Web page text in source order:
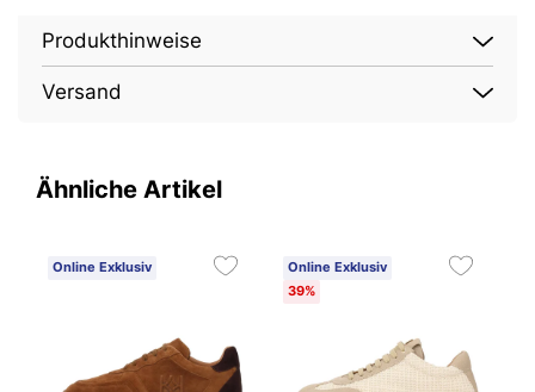
Produkthinweise
Versand
Ähnliche Artikel
Online Exklusiv
Online Exklusiv
39%